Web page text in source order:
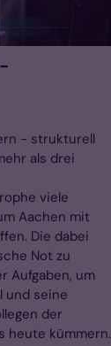
- strukturell
als drei
viele
Aachen mit
Die dabei
Not zu
Aufgaben, um
und seine
der
heute kümmern.